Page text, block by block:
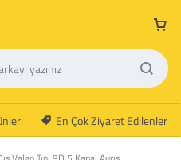
En Çok Ziyaret Edilenler